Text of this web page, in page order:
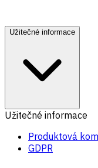
Užitečné informace
Užitečné informace
Produktová
GDPR